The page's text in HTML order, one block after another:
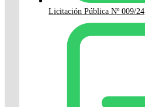
Licitación Pública Nº 009/24